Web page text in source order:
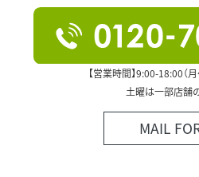
【営業時間】9:00-18:00（
土曜は一部店舗
MAIL